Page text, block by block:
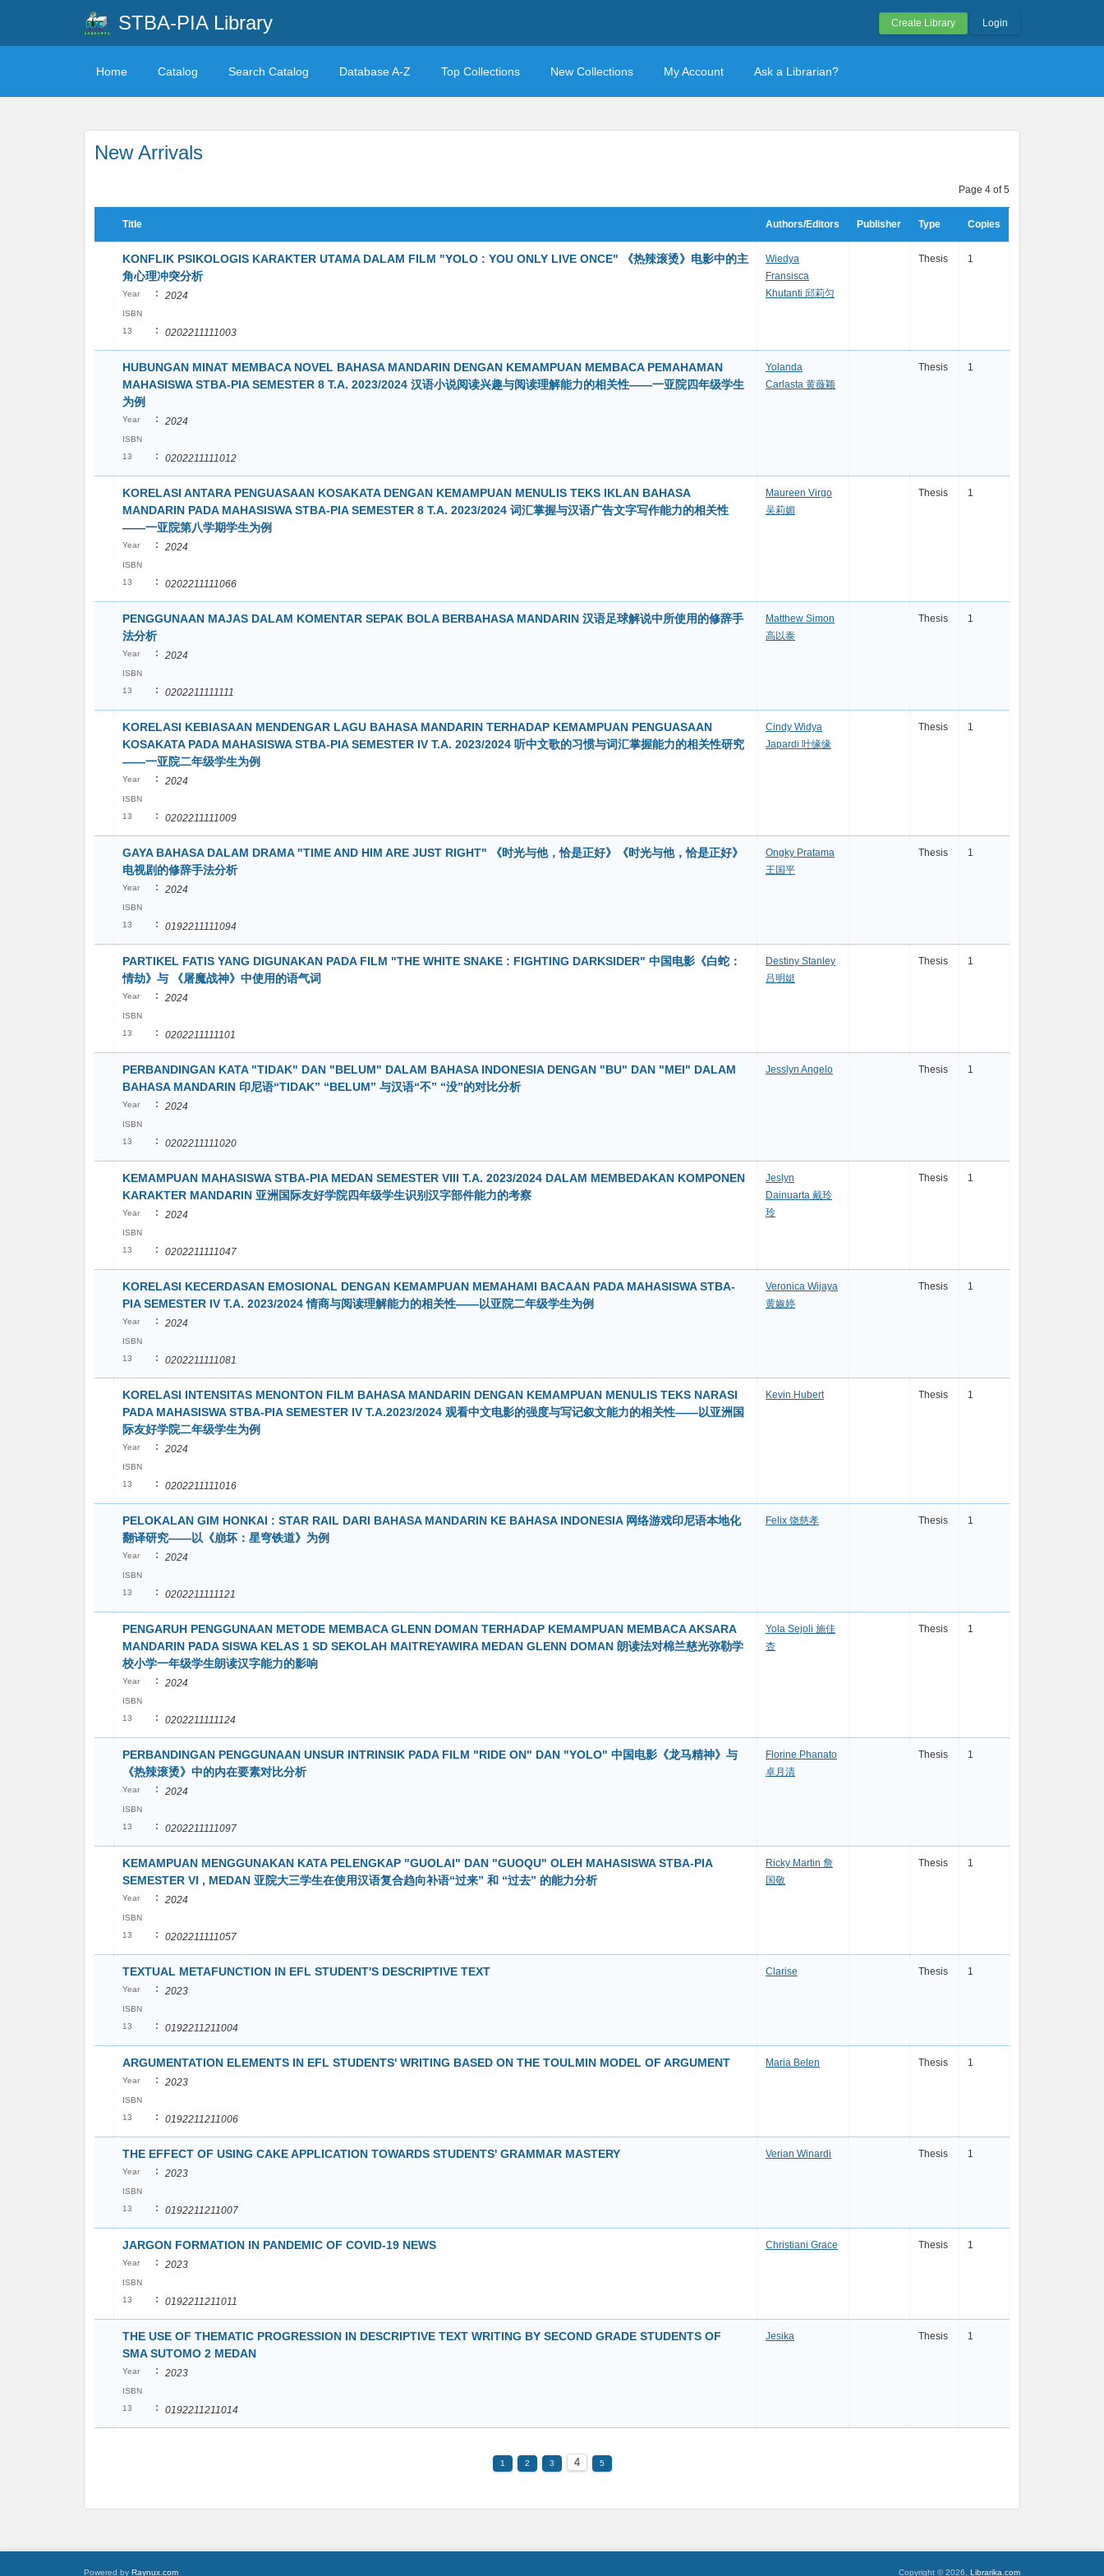
STBA-PIA Library Create Library Login
Home Catalog Search Catalog Database A-Z Top Collections New Collections My Account Ask a Librarian?
New Arrivals
Page 4 of 5
Title Authors/Editors Publisher Type Copies
KONFLIK PSIKOLOGIS KARAKTER UTAMA DALAM FILM "YOLO : YOU ONLY LIVE ONCE" 《热辣滚烫》电影中的主
角心理冲突分析
Year : 2024
ISBN
13
: 0202211111003
Wiedya
Fransisca
Khutanti 邱莉匀
Thesis 1
HUBUNGAN MINAT MEMBACA NOVEL BAHASA MANDARIN DENGAN KEMAMPUAN MEMBACA PEMAHAMAN
MAHASISWA STBA-PIA SEMESTER 8 T.A. 2023/2024 汉语小说阅读兴趣与阅读理解能力的相关性——一亚院四年级学生
为例
Year : 2024
ISBN
13
: 0202211111012
Yolanda
Carlasta 黄薇颖
Thesis 1
KORELASI ANTARA PENGUASAAN KOSAKATA DENGAN KEMAMPUAN MENULIS TEKS IKLAN BAHASA
MANDARIN PADA MAHASISWA STBA-PIA SEMESTER 8 T.A. 2023/2024 词汇掌握与汉语广告文字写作能力的相关性
——一亚院第八学期学生为例
Year : 2024
ISBN
13
: 0202211111066
Maureen Virgo
吴莉媚
Thesis 1
PENGGUNAAN MAJAS DALAM KOMENTAR SEPAK BOLA BERBAHASA MANDARIN 汉语足球解说中所使用的修辞手
法分析
Year : 2024
ISBN
13
: 0202211111111
Matthew Simon
高以泰
Thesis 1
KORELASI KEBIASAAN MENDENGAR LAGU BAHASA MANDARIN TERHADAP KEMAMPUAN PENGUASAAN
KOSAKATA PADA MAHASISWA STBA-PIA SEMESTER IV T.A. 2023/2024 听中文歌的习惯与词汇掌握能力的相关性研究
——一亚院二年级学生为例
Year : 2024
ISBN
13
: 0202211111009
Cindy Widya
Japardi 叶缘缘
Thesis 1
GAYA BAHASA DALAM DRAMA "TIME AND HIM ARE JUST RIGHT" 《时光与他，恰是正好》《时光与他，恰是正好》
电视剧的修辞手法分析
Year : 2024
ISBN
13
: 0192211111094
Ongky Pratama
王国平
Thesis 1
PARTIKEL FATIS YANG DIGUNAKAN PADA FILM "THE WHITE SNAKE : FIGHTING DARKSIDER" 中国电影《白蛇：
情劫》与 《屠魔战神》中使用的语气词
Year : 2024
ISBN
13
: 0202211111101
Destiny Stanley
吕明娗
Thesis 1
PERBANDINGAN KATA "TIDAK" DAN "BELUM" DALAM BAHASA INDONESIA DENGAN "BU" DAN "MEI" DALAM
BAHASA MANDARIN 印尼语“TIDAK” “BELUM” 与汉语“不” “没”的对比分析
Year : 2024
ISBN
13
: 0202211111020
Jesslyn Angelo Thesis 1
KEMAMPUAN MAHASISWA STBA-PIA MEDAN SEMESTER VIII T.A. 2023/2024 DALAM MEMBEDAKAN KOMPONEN
KARAKTER MANDARIN 亚洲国际友好学院四年级学生识别汉字部件能力的考察
Year : 2024
ISBN
13
: 0202211111047
Jeslyn
Dainuarta 戴玲
玲
Thesis 1
KORELASI KECERDASAN EMOSIONAL DENGAN KEMAMPUAN MEMAHAMI BACAAN PADA MAHASISWA STBA-
PIA SEMESTER IV T.A. 2023/2024 情商与阅读理解能力的相关性——以亚院二年级学生为例
Year : 2024
ISBN
13
: 0202211111081
Veronica Wijaya
黄婌婷
Thesis 1
KORELASI INTENSITAS MENONTON FILM BAHASA MANDARIN DENGAN KEMAMPUAN MENULIS TEKS NARASI
PADA MAHASISWA STBA-PIA SEMESTER IV T.A.2023/2024 观看中文电影的强度与写记叙文能力的相关性——以亚洲国
际友好学院二年级学生为例
Year : 2024
ISBN
13
: 0202211111016
Kevin Hubert Thesis 1
PELOKALAN GIM HONKAI : STAR RAIL DARI BAHASA MANDARIN KE BAHASA INDONESIA 网络游戏印尼语本地化
翻译研究——以《崩坏：星穹铁道》为例
Year : 2024
ISBN
13
: 0202211111121
Felix 饶慈孝 Thesis 1
PENGARUH PENGGUNAAN METODE MEMBACA GLENN DOMAN TERHADAP KEMAMPUAN MEMBACA AKSARA
MANDARIN PADA SISWA KELAS 1 SD SEKOLAH MAITREYAWIRA MEDAN GLENN DOMAN 朗读法对棉兰慈光弥勒学
校小学一年级学生朗读汉字能力的影响
Year : 2024
ISBN
13
: 0202211111124
Yola Sejoli 施佳
杏
Thesis 1
PERBANDINGAN PENGGUNAAN UNSUR INTRINSIK PADA FILM "RIDE ON" DAN "YOLO" 中国电影《龙马精神》与
《热辣滚烫》中的内在要素对比分析
Year : 2024
ISBN
13
: 0202211111097
Florine Phanato
卓月清
Thesis 1
KEMAMPUAN MENGGUNAKAN KATA PELENGKAP "GUOLAI" DAN "GUOQU" OLEH MAHASISWA STBA-PIA
SEMESTER VI , MEDAN 亚院大三学生在使用汉语复合趋向补语“过来” 和 “过去” 的能力分析
Year : 2024
ISBN
13
: 0202211111057
Ricky Martin 詹
国敬
Thesis 1
TEXTUAL METAFUNCTION IN EFL STUDENT'S DESCRIPTIVE TEXT
Year : 2023
ISBN
13
: 0192211211004
Clarise Thesis 1
ARGUMENTATION ELEMENTS IN EFL STUDENTS' WRITING BASED ON THE TOULMIN MODEL OF ARGUMENT
Year : 2023
ISBN
13
: 0192211211006
Maria Belen Thesis 1
THE EFFECT OF USING CAKE APPLICATION TOWARDS STUDENTS' GRAMMAR MASTERY
Year : 2023
ISBN
13
: 0192211211007
Verian Winardi Thesis 1
JARGON FORMATION IN PANDEMIC OF COVID-19 NEWS
Year : 2023
ISBN
13
: 0192211211011
Christiani Grace Thesis 1
THE USE OF THEMATIC PROGRESSION IN DESCRIPTIVE TEXT WRITING BY SECOND GRADE STUDENTS OF
SMA SUTOMO 2 MEDAN
Year : 2023
ISBN
13
: 0192211211014
Jesika Thesis 1
1 2 3 4 5
Powered by Raynux.com Copyright © 2026, Librarika.com